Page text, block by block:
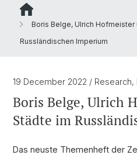
Boris Belge, Ulrich Hofmeister
Russländischen Imperium
19 December 2022 / Research,
Boris Belge, Ulrich
Städte im
Das neuste Themenheft der